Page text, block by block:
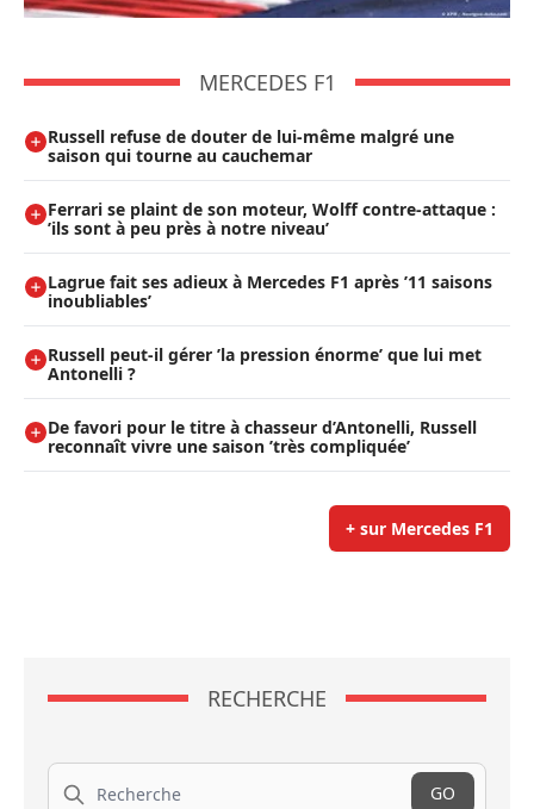
MERCEDES F1
Russell refuse de douter de lui-même malgré une
saison qui tourne au cauchemar
Ferrari se plaint de son moteur, Wolff contre-attaque :
’ils sont à peu près à notre niveau’
Lagrue fait ses adieux à Mercedes F1 après ’11 saisons
inoubliables’
Russell peut-il gérer ’la pression énorme’ que lui met
Antonelli ?
De favori pour le titre à chasseur d’Antonelli, Russell
reconnaît vivre une saison ’très compliquée’
+ sur Mercedes F1
RECHERCHE
Recherche
GO